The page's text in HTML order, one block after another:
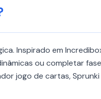
Inspirado em
ou completar
jogo de cartas, Sprunki